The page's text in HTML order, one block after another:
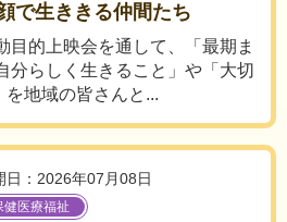
で生ききる仲間たち
目的上映会を通して、「最期ま
分らしく生きること」や「大切
地域の皆さんと...
日：2026年07月08日
健医療福祉